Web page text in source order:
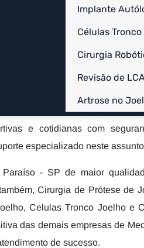
Implante
Células
Cirurgia
Revisão de
Artrose no
cirúrgico que serve para
é vital para permitir
e cotidianas com
especializado neste
Paraíso - SP de maior
Cirurgia de Prótese de
Celulas Tronco Joelho e
das demais empresas de
de sucesso.